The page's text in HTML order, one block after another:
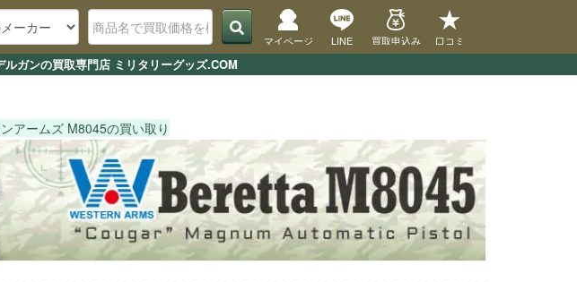
ガンの買取専門店 ミリタリーグッズ.COM
マイページ LINE 買取申込み 口コミ
アームズ M8045の買い取り